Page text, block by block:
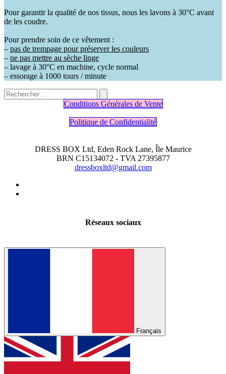
Pour garantir la qualité de nos tissus, nous les lavons à 30°C avant
de les coudre.
Pour prendre soin de ce vêtement :
– pas de trempage pour préserver les couleurs
– ne pas mettre au sèche linge
– lavage à 30°C en machine, cycle normal
– essorage à 1000 tours / minute
Conditions Générales de Vente
Politique de Confidentialité
DRESS BOX Ltd, Eden Rock Lane, Île Maurice
BRN C15134072 - TVA 27395877
dressboxltd@gmail.com
Réseaux sociaux
Français